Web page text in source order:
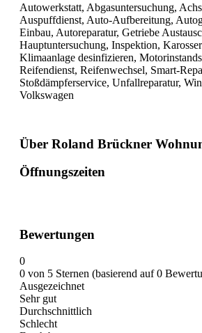
Autowerkstatt, Abgasuntersuchung,
Auspuffdienst, Auto-Aufbereitung,
Einbau, Autoreparatur, Getriebe
Hauptuntersuchung, Inspektion,
Klimaanlage desinfizieren,
Reifendienst, Reifenwechsel, Smart-
Stoßdämpferservice, Unfallreparatur,
Volkswagen
Über Roland Brückner
Öffnungszeiten
Bewertungen
0
0 von 5 Sternen (basierend auf 0
Ausgezeichnet
Sehr gut
Durchschnittlich
Schlecht